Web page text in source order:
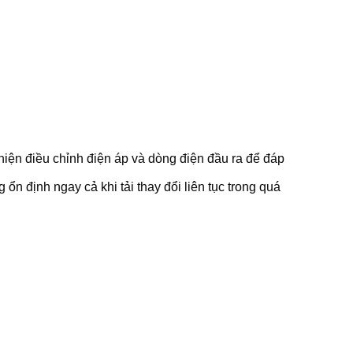
điều chỉnh điện áp và dòng điện đầu ra để đáp
định ngay cả khi tải thay đổi liên tục trong quá